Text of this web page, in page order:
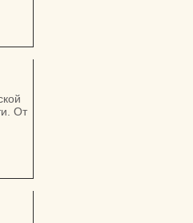
От